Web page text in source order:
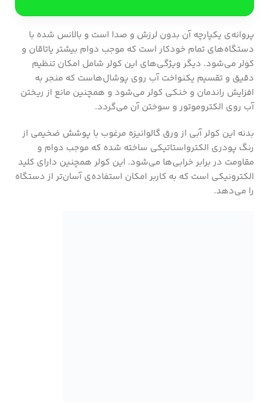
پروانه‌ی یکپارچه آن بدون لرزش و صدا است و بالانس شده با
دستگاه‌های تمام خودکار است که موجب دوام بیشتر یاتاقان و
کولر می‌شود. دیگر ویژگی‌های این کولر شامل امکان تنظیم
دقیق و تقسیم یکنواخت آب روی پوشال‌هاست که منجر به
افزایش راندمان و خنکی کولر می‌شود و همچنین مانع از ریختن
آب روی الکتروموتور و سوختن آن می‌گردد.
بدنه این کولر آبی از ورق گالوانیزه مرغوب با پوشش ضخیمی از
رنگ پودری الکترواستاتیکی ساخته شده که موجب دوام و
مقاومت در برابر خرابی‌ها می‌شود. این کولر همچنین دارای کلید
الکترونیکی است که به کاربر امکان استفاده‌ی آسان‌تر از دستگاه
را می‌دهد.